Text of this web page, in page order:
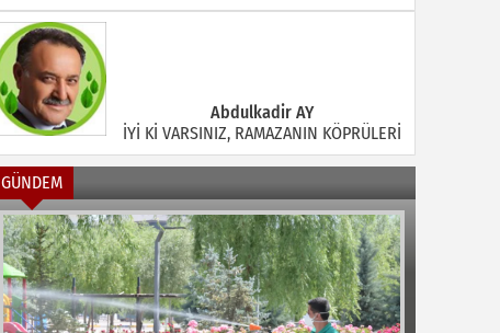
Abdulkadir AY
İYİ Kİ VARSINIZ, RAMAZANIN KÖPRÜLERİ
Halil MANUŞ
“BİR HIYAR ARANIYOR”
GÜNDEM